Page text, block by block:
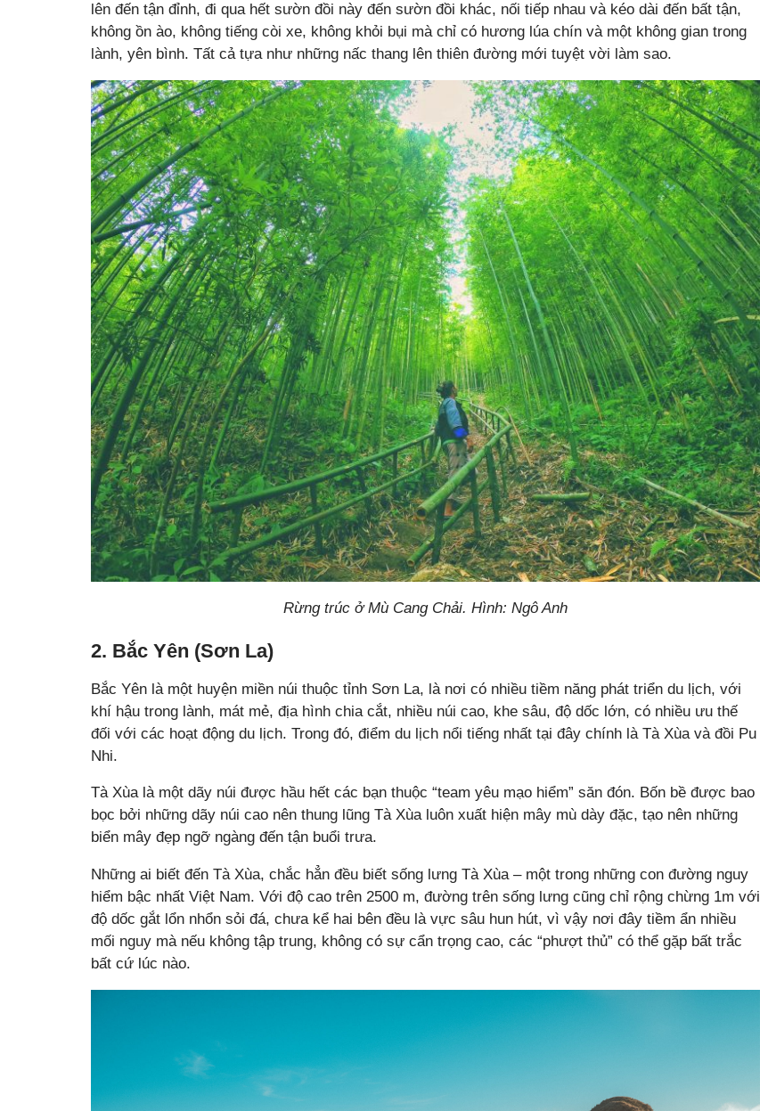
lên đến tận đỉnh, đi qua hết sườn đồi này đến sườn đồi khác, nối tiếp nhau và kéo dài đến bất tận,
không ồn ào, không tiếng còi xe, không khỏi bụi mà chỉ có hương lúa chín và một không gian trong
lành, yên bình. Tất cả tựa như những nấc thang lên thiên đường mới tuyệt vời làm sao.
Rừng trúc ở Mù Cang Chải. Hình: Ngô Anh
2. Bắc Yên (Sơn La)
Bắc Yên là một huyện miền núi thuộc tỉnh Sơn La, là nơi có nhiều tiềm năng phát triển du lịch, với
khí hậu trong lành, mát mẻ, địa hình chia cắt, nhiều núi cao, khe sâu, độ dốc lớn, có nhiều ưu thế
đối với các hoạt động du lịch. Trong đó, điểm du lịch nổi tiếng nhất tại đây chính là Tà Xùa và đồi Pu
Nhi.
Tà Xùa là một dãy núi được hầu hết các bạn thuộc “team yêu mạo hiểm” săn đón. Bốn bề được bao
bọc bởi những dãy núi cao nên thung lũng Tà Xùa luôn xuất hiện mây mù dày đặc, tạo nên những
biển mây đẹp ngỡ ngàng đến tận buổi trưa.
Những ai biết đến Tà Xùa, chắc hẳn đều biết sống lưng Tà Xùa – một trong những con đường nguy
hiểm bậc nhất Việt Nam. Với độ cao trên 2500 m, đường trên sống lưng cũng chỉ rộng chừng 1m với
độ dốc gắt lổn nhổn sỏi đá, chưa kể hai bên đều là vực sâu hun hút, vì vậy nơi đây tiềm ẩn nhiều
mối nguy mà nếu không tập trung, không có sự cẩn trọng cao, các “phượt thủ” có thể gặp bất trắc
bất cứ lúc nào.